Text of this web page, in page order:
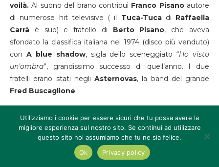
voilà.Al suono del brano contribuì Franco Pisanoautore
di numerose hit televisive ( il Tuca-Tucadi Raffaella
Carrà è suo) e fratello di Berto Pisano, che aveva
sfondato la classifica italiana nel 1974 (disco più venduto)
con A blue shadow, sigla dello sceneggiato “Ho visto
un’ombra”, grandissimo successo di quell’anno. I due
fratelli erano stati negli Asternovas, la band del grande
Fred Buscaglione.
potente che ancora divide
La televisione aveva all’epoca un enorme potere
mediatico; le sigle degli spettacoli e degli “sceneggiati”,
Utilizziamo i cookie per essere sicuri che tu possa avere la
migliore esperienza sul nostro sito. Se continui ad utilizzare
questo sito noi assumiamo che tu ne sia felice.
Ok
Privacy policy